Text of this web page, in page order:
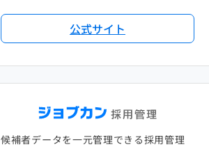
公式サイト
候補者データを一元管理できる採用管理